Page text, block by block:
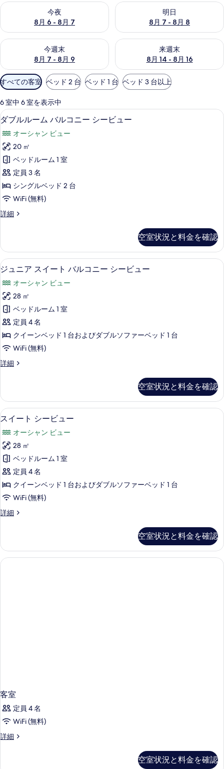
今夜
8月 6 - 8月 7
今夜 8月 6 - 8月 7 の空室状況をチェック
明日
8月 7 - 8月 8
明日 8月 7 - 8月 8 の空室状況
今週末
8月 7 - 8月 9
今週末 8月 7 - 8月 9 の空室状況をチェック
来週末
8月 14 - 8月 16
来週末 8月 14 - 8月 16 の空室
利
用
可
能
な
客
室
の
絞
り
込
み
条
すべての客室 ベッド 2 台 ベッド 1 台 ベッド 3 台以上
6 室中 6 室を表示中
ダ
ブ
ル
ル
ー
ム
バ
ル
コ
ー
シ
ー
ビ
ュ
ー
の
す
べ
て
真
を
表
示
す
る
ミニバー、セーフティボックス (室
6
ダブルルーム バルコニー シービュー
オーシャン ビュー
20 ㎡
ベッドルーム 1 室
定員 3 名
シングルベッド 2 台
WiFi (無料)
詳細
ダ
ー
ム
バ
コ
ニ
ー
シ
ー
ビ
ュ
ー
詳
空室状況と料金を確認
ジ
ュ
ニ
ア
ス
イ
ー
ト
バ
コ
ニ
ー
シ
ー
ビ
ュ
ー
の
す
の
写
ミニバー、セーフティボックス (室
5
ジュニア スイート バルコニー シービュー
オーシャン ビュー
28 ㎡
ベッドルーム 1 室
定員 4 名
クイーンベッド 1 台およびダブルソファーベッド 1 台
WiFi (無料)
詳細
ジ
ス
イ
ー
バ
ル
コ
ニ
ー
シ
ー
ビ
ー
細
空室状況と料金を確認
ス
ー
ト
シ
ー
ビ
ュ
ー
す
べ
ミニバー、セーフティボックス (室
4
スイート シービュー
オーシャン ビュー
28 ㎡
ベッドルーム 1 室
定員 4 名
クイーンベッド 1 台およびダブルソファーベッド 1 台
WiFi (無料)
詳細
ス
シ
ー
ビ
空室状況と料金を確認
客室
定員 4 名
WiFi (無料)
詳細
客
空室状況と料金を確認